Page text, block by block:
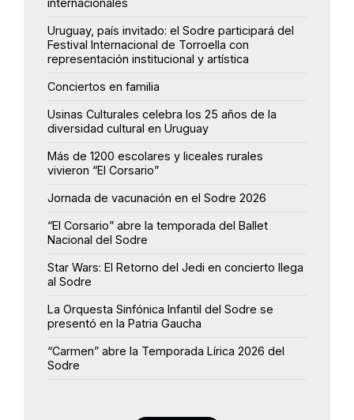
internacionales
Uruguay, país invitado: el Sodre participará del
Festival Internacional de Torroella con
representación institucional y artística
Conciertos en familia
Usinas Culturales celebra los 25 años de la
diversidad cultural en Uruguay
Más de 1200 escolares y liceales rurales
vivieron “El Corsario”
Jornada de vacunación en el Sodre 2026
“El Corsario” abre la temporada del Ballet
Nacional del Sodre
Star Wars: El Retorno del Jedi en concierto llega
al Sodre
La Orquesta Sinfónica Infantil del Sodre se
presentó en la Patria Gaucha
“Carmen” abre la Temporada Lírica 2026 del
Sodre